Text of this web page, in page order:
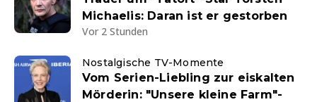
Michaelis: Daran ist er gestorben
Vor 2 Stunden
Nostalgische TV-Momente
Vom Serien-Liebling zur eiskalten
Mörderin: "Unsere kleine Farm"-